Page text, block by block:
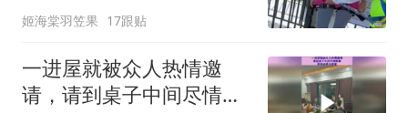
姬海棠羽笠果 17跟贴
一进屋就被众人热情邀
请，请到桌子中间尽情跳